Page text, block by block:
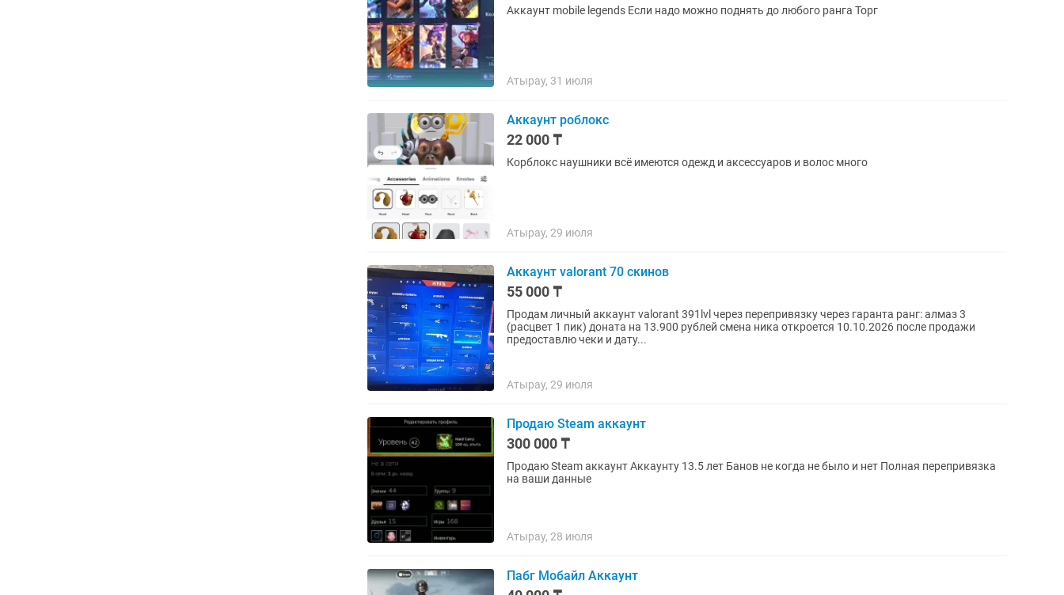
Аккаунт mobile legends Если надо можно поднять до любого ранга Торг
Атырау, 31 июля
Аккаунт роблокс
22 000 ₸
Корблокс наушники всё имеются одежд и аксессуаров и волос много
Атырау, 29 июля
Аккаунт valorant 70 скинов
55 000 ₸
Продам личный аккаунт valorant 391lvl через перепривязку через гаранта ранг: алмаз 3
(расцвет 1 пик) доната на 13.900 рублей смена ника откроется 10.10.2026 после продажи
предоставлю чеки и дату...
Атырау, 29 июля
Продаю Steam аккаунт
300 000 ₸
Продаю Steam аккаунт Аккаунту 13.5 лет Банов не когда не было и нет Полная перепривязка
на ваши данные
Атырау, 28 июля
Пабг Мобайл Аккаунт